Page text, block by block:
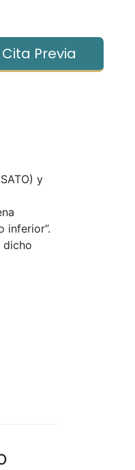
Cita Previa
y
inferior”.
dicho